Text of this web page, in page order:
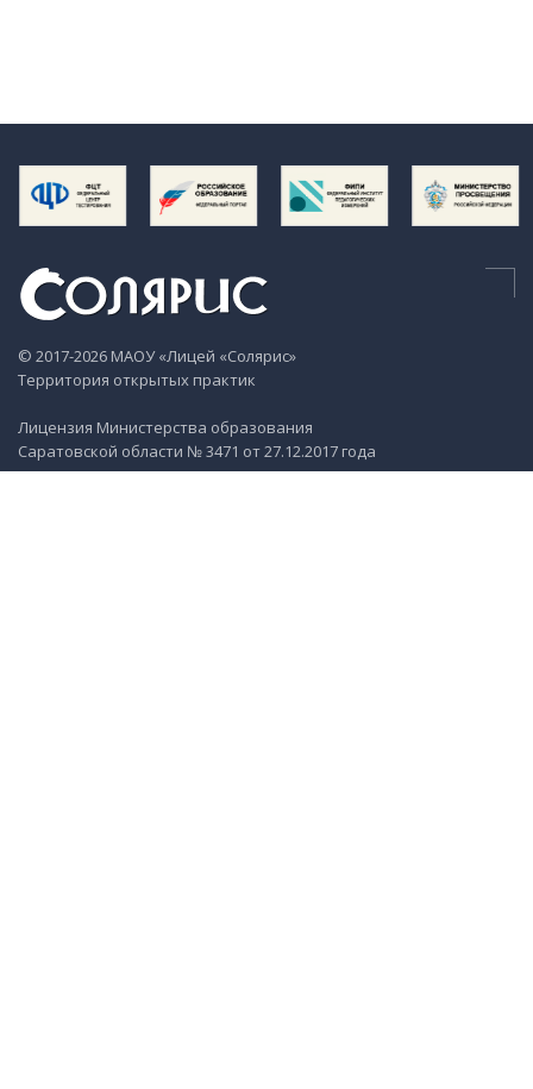
© 2017-2026 МАОУ «Лицей «Солярис»
Территория открытых практик
Лицензия Министерства образования
Саратовской области № 3471 от 27.12.2017 года